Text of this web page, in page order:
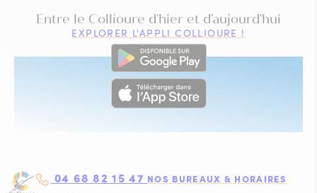
Entre le Collioure d'hier et d'aujourd'hui
EXPLORER L'APPLI COLLIOURE !
04 68 82 15 47 NOS BUREAUX & HORAIRES